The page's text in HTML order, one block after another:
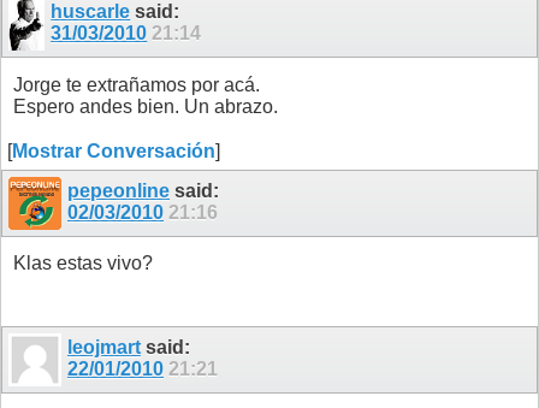
huscarle said:
31/03/2010 21:14
Jorge te extrañamos por acá.
Espero andes bien. Un abrazo.
[Mostrar Conversación]
pepeonline said:
02/03/2010 21:16
Klas estas vivo?
leojmart said:
22/01/2010 21:21